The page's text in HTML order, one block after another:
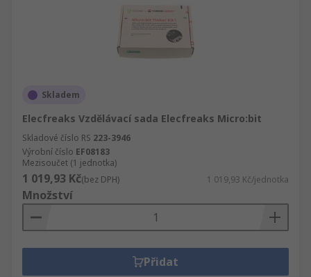
Skladem
Elecfreaks Vzdělávací sada Elecfreaks Micro:bit
Skladové číslo RS 223-3946
Výrobní číslo EF08183
Mezisoučet (1 jednotka)
1 019,93 Kč(bez DPH) 1 019,93 Kč/jednotka
Množství
Přidat